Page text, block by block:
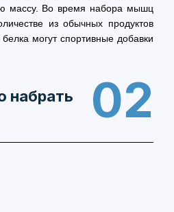
массу. Во время набора мышц
из обычных продуктов
могут спортивные добавки
набрать
02